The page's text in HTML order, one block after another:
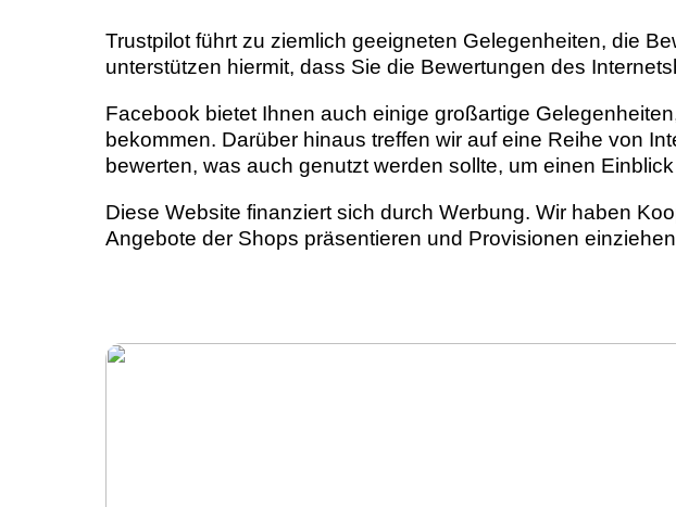
Trustpilot führt zu ziemlich geeigneten Gelegenheiten, die
unterstützen hiermit, dass Sie die Bewertungen des
Facebook bietet Ihnen auch einige großartige
bekommen. Darüber hinaus treffen wir auf eine Reihe von
bewerten, was auch genutzt werden sollte, um einen
Diese Website finanziert sich durch Werbung. Wir haben
Angebote der Shops präsentieren und Provisionen